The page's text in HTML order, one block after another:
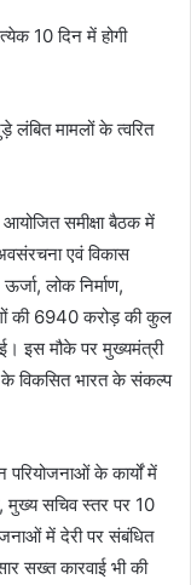
10 दिन में होगी
मामलों के त्वरित
समीक्षा बैठक में
एवं विकास
लोक निर्माण,
की 6940 करोड़ की कुल
इस मौके पर मुख्यमंत्री
के विकसित भारत के संकल्प
परियोजनाओं के कार्यों में
मुख्य सचिव स्तर पर 10
में देरी पर संबंधित
सख्त कारवाई भी की